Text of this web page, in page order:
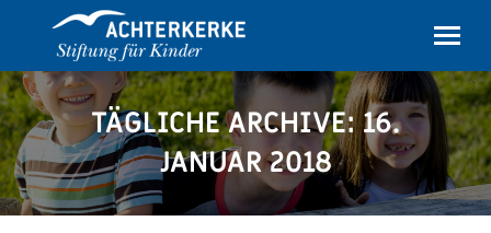
TÄGLICHE ARCHIVE:16.
JANUAR 2018